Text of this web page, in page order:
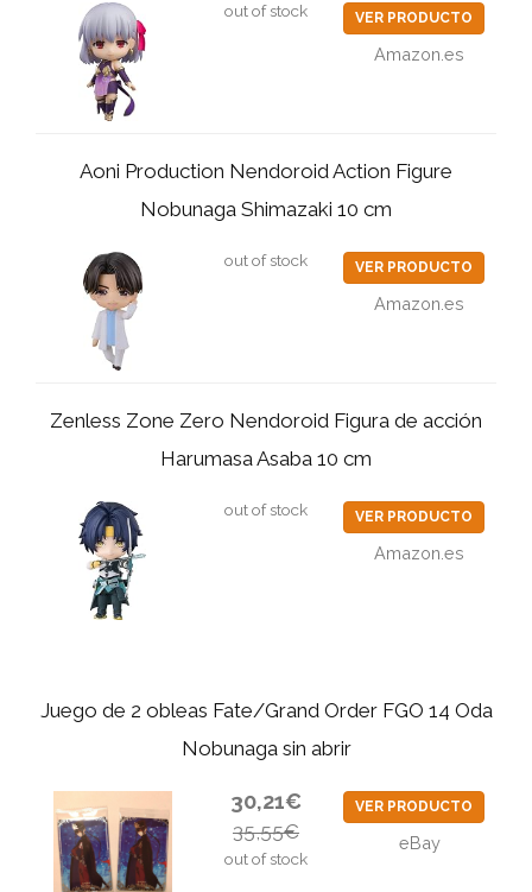
out of stock VER PRODUCTO
Amazon.es
Aoni Production Nendoroid Action Figure
Nobunaga Shimazaki 10 cm
out of stock VER PRODUCTO
Amazon.es
Zenless Zone Zero Nendoroid Figura de acción
Harumasa Asaba 10 cm
out of stock VER PRODUCTO
Amazon.es
Juego de 2 obleas Fate/Grand Order FGO 14 Oda
Nobunaga sin abrir
30,21€
35,55€
out of stock
VER PRODUCTO
eBay